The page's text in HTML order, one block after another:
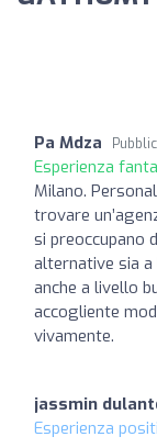
Pa Mdza
Esperienza
Milano.
trovare
si preoccupano
alternative sia
anche a livello
accogliente
vivamente.
jassmin
Esperienza